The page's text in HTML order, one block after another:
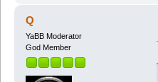
Q
YaBB Moderator
God Member